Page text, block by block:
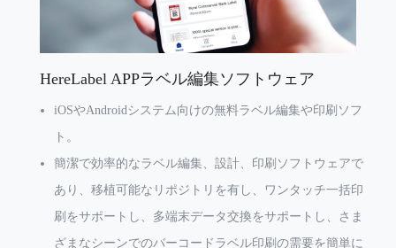
HereLabel APPラベル編集ソフトウェア
iOSやAndroidシステム向けの無料ラベル編集や印刷ソフ
ト。
簡潔で効率的なラベル編集、設計、印刷ソフトウェアで
あり、移植可能なリポジトリを有し、ワンタッチ一括印
刷をサポートし、多端末データ交換をサポートし、さま
ざまなシーンでのバーコードラベル印刷の需要を簡単に